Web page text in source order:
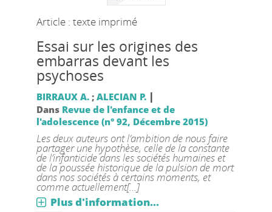
Article : texte imprimé
Essai sur les origines des
embarras devant les
psychoses
BIRRAUX A.; ALECIAN P. |
Dans Revue de l'enfance et de
l'adolescence (n° 92, Décembre 2015)
Les deux auteurs ont l’ambition de nous faire
partager une hypothèse, celle de la constante
de l’infanticide dans les sociétés humaines et
de la poussée historique de la pulsion de mort
dans nos sociétés à certains moments, et
comme actuellement[...]
Plus d'information...